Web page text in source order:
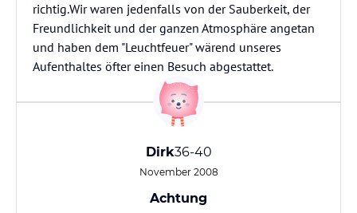
richtig.Wir waren jedenfalls von der Sauberkeit, der
Freundlichkeit und der ganzen Atmosphäre angetan
und haben dem "Leuchtfeuer" wärend unseres
Aufenthaltes öfter einen Besuch abgestattet.
Dirk36-40
November 2008
Achtung